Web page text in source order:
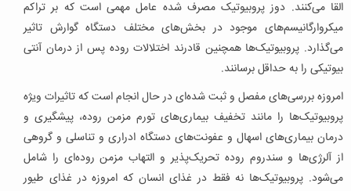
القا می‌کنند. دوز پروبیوتیک مصرف شده عامل مهمی است که بر تراکم
میکروارگانیسم‌های موجود در بخش‌های مختلف دستگاه گوارش تاثیر
می‌گذارد. پروبیوتیک‌ها همچنین قادرند اختلالات روده پس از درمان آنتی
بیوتیکی را به حداقل برسانند.
امروزه بررسی‌های مفصل و ثبت شده‌ای در حال انجام است که تاثیرات ویژه
پروبیوتیک‌ها را مانند تخفیف بیماری‌های تورم مزمن روده، پیشگیری و
درمان بیماری‌های اسهال و عفونت‌های دستگاه ادراری و تناسلی و گروهی
از آلرژی‌ها و سندروم روده تحریک‌پذیر و التهاب مزمن روده‌ای را شامل
می‌شود. پروبیوتیک‌ها نه فقط در غذای انسان که امروزه در غذای طیور